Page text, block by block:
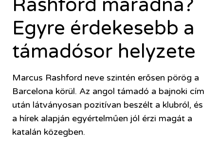
Rashford maradna?
Egyre érdekesebb a
támadósor helyzete
Marcus Rashford neve szintén erősen pörög a
Barcelona körül. Az angol támadó a bajnoki cím
után látványosan pozitívan beszélt a klubról, és
a hírek alapján egyértelműen jól érzi magát a
katalán közegben.